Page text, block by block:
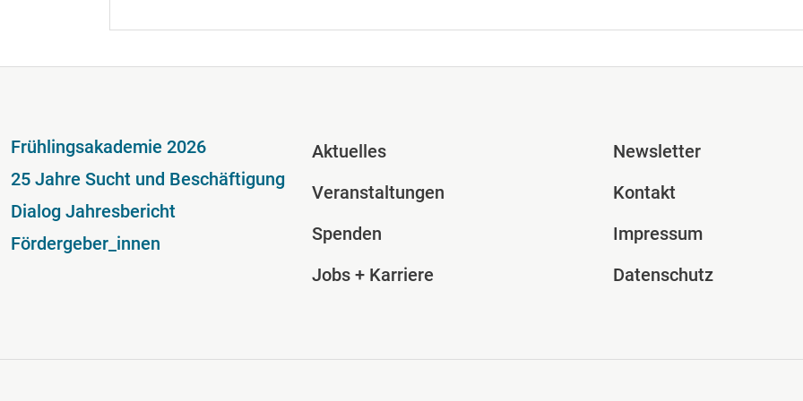
Fußzeile
Frühlingsakademie 2026
25 Jahre Sucht und Beschäftigung
Dialog Jahresbericht
Fördergeber_innen
Fusszeile Spalte 2
Aktuelles
Veranstaltungen
Spenden
Jobs + Karriere
Fusszeile
Newsletter
Kontakt
Impressum
Datenschutz